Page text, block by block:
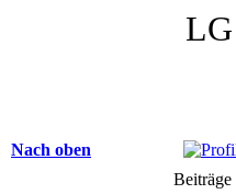
LG
Nach oben
Beiträge